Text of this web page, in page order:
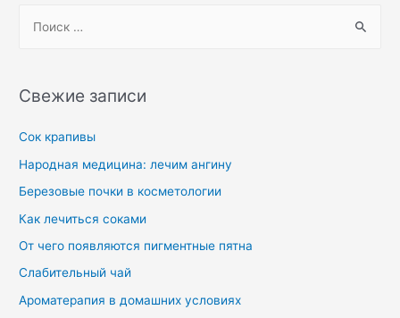
Свежие записи
Сок крапивы
Народная медицина: лечим ангину
Березовые почки в косметологии
Как лечиться соками
От чего появляются пигментные пятна
Слабительный чай
Ароматерапия в домашних условиях